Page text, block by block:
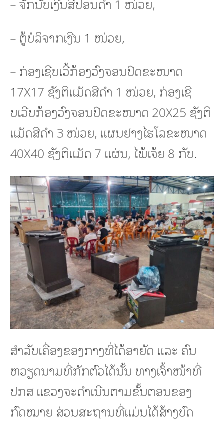
– ຕູ້ບໍລິຈາກເງີນ 1 ໜ່ວຍ,
– ກ່ອງເຊີບເວີ້ກ້ອງວົງຈອນປິດຂະໜາດ
17X17 ຊັງຕິແມັດສີດໍາ 1 ໜ່ວຍ, ກ່ອງເຊີ
ບເວີບກ້ອງວົງຈອນປິດຂະໜາດ 20X25 ຊັງຕິ
ແມັດສີດໍາ 3 ໜ່ວຍ, ແຜນຢາງໄຮໂລຂະໜາດ
40X40 ຊັງຕິແມັດ 7 ແຜ່ນ, ໄພ້ເຈ້ຍ 8 ກັບ.
ສໍາລັບເຄື່ອງຂອງກາງທີ່ໄດ້ອາຍັດ ແລະ ຄົນ
ຫວຽດນາມທີ່ກັກຕົວໄດ້ນັ້ນ ທາງເຈົ້າໜ້າທີ່
ປກສ ແຂວງຈະດໍາເນີນຕາມຂັ້ນຕອນຂອງ
ກົດໝາຍ ສ່ວນສະຖານທີ່ແມ່ນໄດ້ສ້າງບົດ